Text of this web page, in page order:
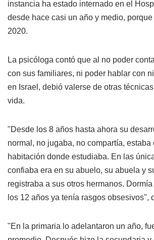
instancia ha estado internado en el
desde hace casi un año y medio, porque
2020.
La psicóloga contó que al no poder
con sus familiares, ni poder hablar con
en Israel, debió valerse de otras
vida.
"Desde los 8 años hasta ahora su
normal, no jugaba, no compartía, estaba
habitación donde estudiaba. En las
confiaba era en su abuelo, su abuela y
registraba a sus otros hermanos.
los 12 años ya tenía rasgos obsesivos",
"En la primaria lo adelantaron un año,